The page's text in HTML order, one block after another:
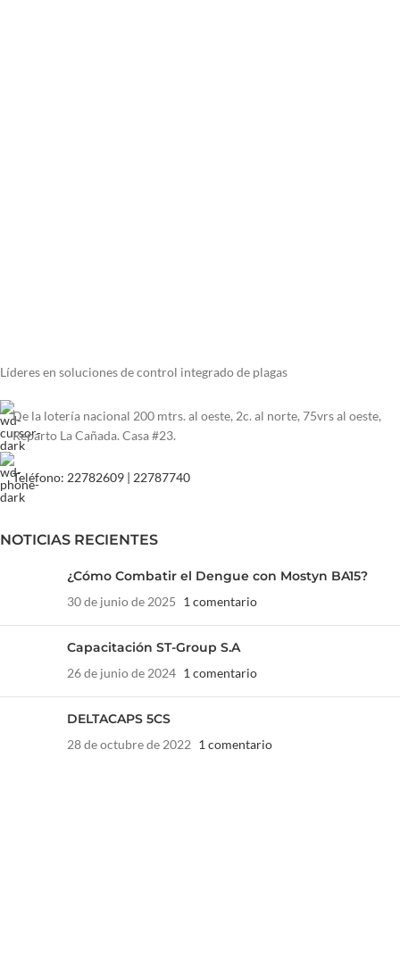
Líderes en soluciones de control integrado de plagas
De la lotería nacional 200 mtrs. al oeste, 2c. al norte, 75vrs al oeste,
Reparto La Cañada. Casa #23.
Teléfono: 22782609 | 22787740
NOTICIAS RECIENTES
¿Cómo Combatir el Dengue con Mostyn BA15?
30 de junio de 2025 1 comentario
Capacitación ST-Group S.A
26 de junio de 2024 1 comentario
DELTACAPS 5CS
28 de octubre de 2022 1 comentario